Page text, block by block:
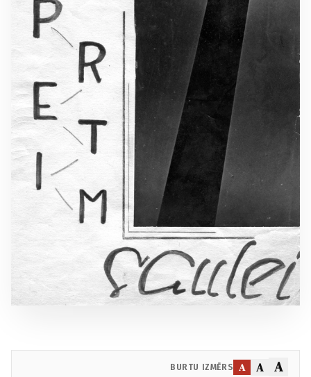
BURTU IZMĒRS A A A